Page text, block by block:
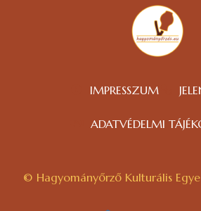
IMPRESSZUM
ADATVÉDELMI
© Hagyományőrző Kulturális